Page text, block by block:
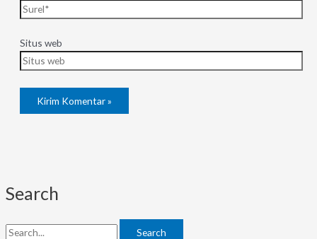
Situs web
Search
Search